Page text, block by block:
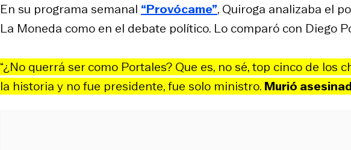
En su programa semanal “Provócame”, Quiroga analizaba el
La Moneda como en el debate político. Lo comparó con Diego
“¿No querrá ser como Portales? Que es, no sé, top cinco de
la historia y no fue presidente, fue solo ministro. Murió